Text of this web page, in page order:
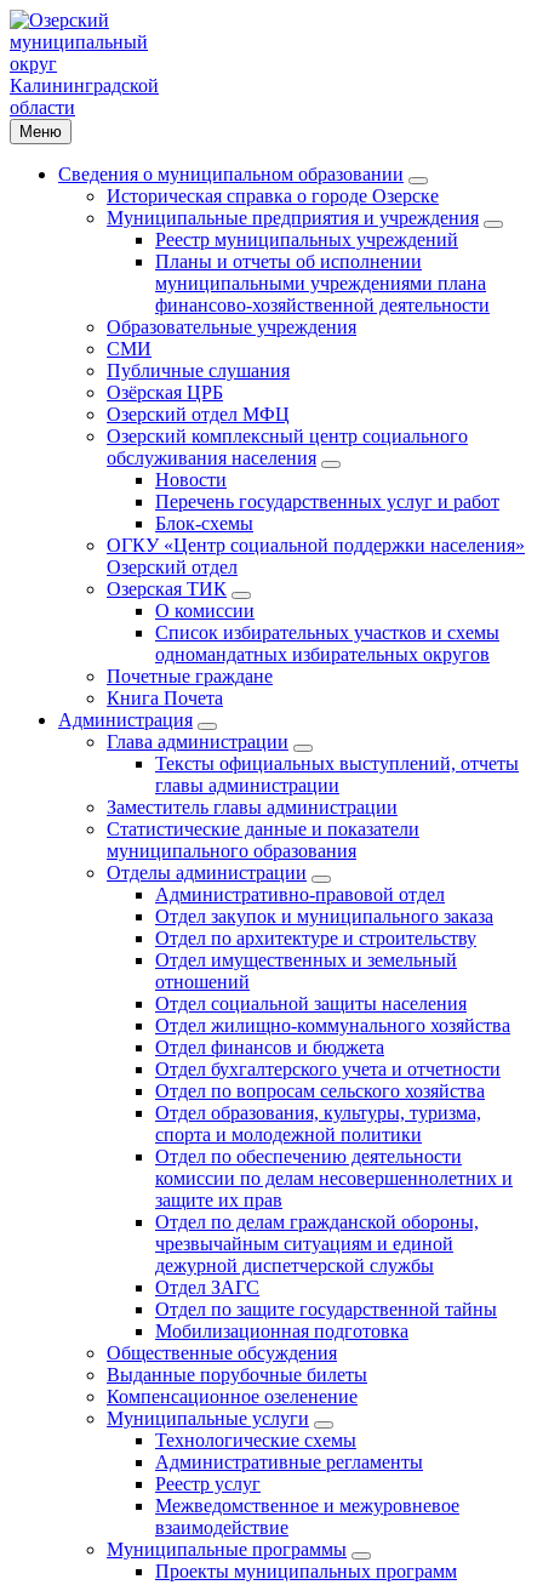
Меню
Сведения о муниципальном образовании
Историческая справка о городе Озерске
Муниципальные предприятия и учреждения
Реестр муниципальных учреждений
Планы и отчеты об исполнении
муниципальными учреждениями плана
финансово-хозяйственной деятельности
Образовательные учреждения
СМИ
Публичные слушания
Озёрская ЦРБ
Озерский отдел МФЦ
Озерский комплексный центр социального
обслуживания населения
Новости
Перечень государственных услуг и работ
Блок-схемы
ОГКУ «Центр социальной поддержки населения»
Озерский отдел
Озерская ТИК
О комиссии
Список избирательных участков и схемы
одномандатных избирательных округов
Почетные граждане
Книга Почета
Администрация
Глава администрации
Тексты официальных выступлений, отчеты
главы администрации
Заместитель главы администрации
Статистические данные и показатели
муниципального образования
Отделы администрации
Административно-правовой отдел
Отдел закупок и муниципального заказа
Отдел по архитектуре и строительству
Отдел имущественных и земельный
отношений
Отдел социальной защиты населения
Отдел жилищно-коммунального хозяйства
Отдел финансов и бюджета
Отдел бухгалтерского учета и отчетности
Отдел по вопросам сельского хозяйства
Отдел образования, культуры, туризма,
спорта и молодежной политики
Отдел по обеспечению деятельности
комиссии по делам несовершеннолетних и
защите их прав
Отдел по делам гражданской обороны,
чрезвычайным ситуациям и единой
дежурной диспетчерской службы
Отдел ЗАГС
Отдел по защите государственной тайны
Мобилизационная подготовка
Общественные обсуждения
Выданные порубочные билеты
Компенсационное озеленение
Муниципальные услуги
Технологические схемы
Административные регламенты
Реестр услуг
Межведомственное и межуровневое
взаимодействие
Муниципальные программы
Проекты муниципальных программ